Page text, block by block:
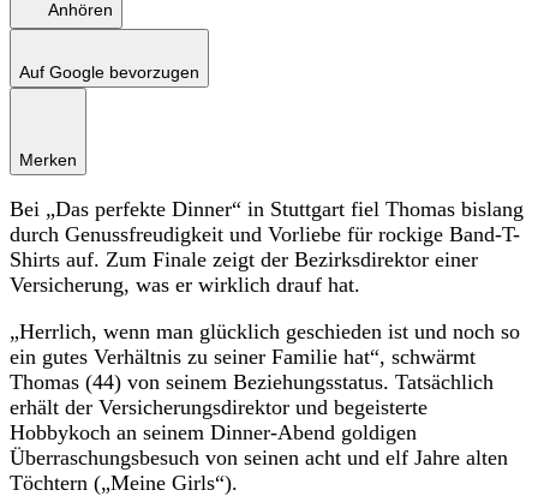
Anhören
Auf Google bevorzugen
Merken
Bei „Das perfekte Dinner“ in Stuttgart fiel Thomas bislang
durch Genussfreudigkeit und Vorliebe für rockige Band-T-
Shirts auf. Zum Finale zeigt der Bezirksdirektor einer
Versicherung, was er wirklich drauf hat.
„Herrlich, wenn man glücklich geschieden ist und noch so
ein gutes Verhältnis zu seiner Familie hat“, schwärmt
Thomas (44) von seinem Beziehungsstatus. Tatsächlich
erhält der Versicherungsdirektor und begeisterte
Hobbykoch an seinem Dinner-Abend goldigen
Überraschungsbesuch von seinen acht und elf Jahre alten
Töchtern („Meine Girls“).